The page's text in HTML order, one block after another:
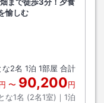
まで徒歩3分！夕食
愉しむ
な2名 1泊 1部屋 合計
〜 90,200円
な1名 (2名1室)｜ 1泊